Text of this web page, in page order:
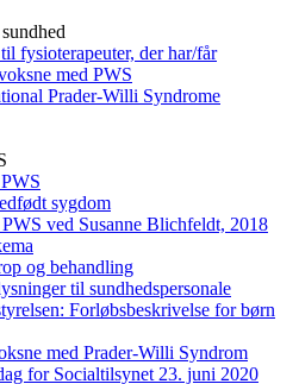
fysioterapeuter, der har/får
med PWS
Prader-Willi Syndrome
sygdom
ved Susanne Blichfeldt, 2018
og behandling
til sundhedspersonale
Forløbsbeskrivelse for børn
med Prader-Willi Syndrom
for Socialtilsynet 23. juni 2020